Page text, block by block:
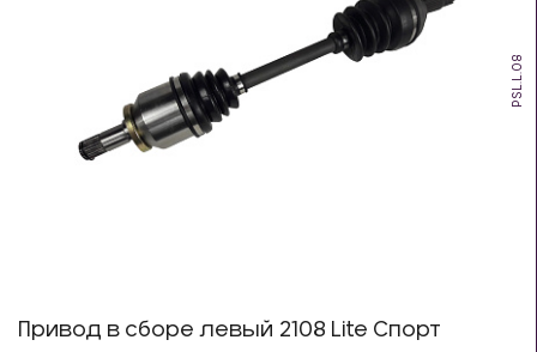
PSL.L.08
Привод в сборе левый 2108 Lite Спорт